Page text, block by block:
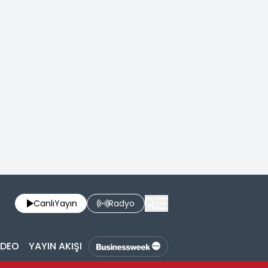
CanlıYayın Radyo
YAYIN AKIŞI